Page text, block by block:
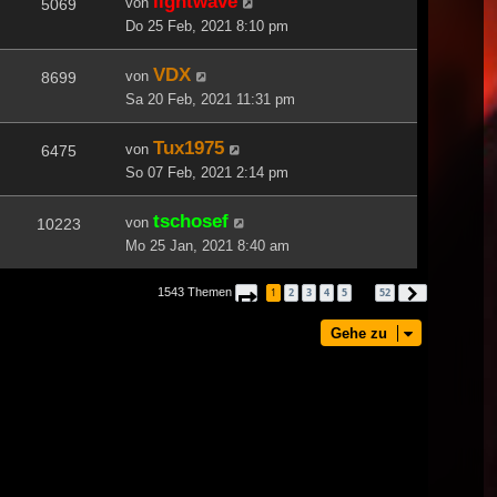
5069
Do 25 Feb, 2021 8:10 pm
8699 von VDX
Sa 20 Feb, 2021 11:31 pm
6475 von Tux1975
So 07 Feb, 2021 2:14 pm
10223 von tschosef
Mo 25 Jan, 2021 8:40 am
1543 Themen Seite von 52
1 2 3 4 5 52
Gehe zu